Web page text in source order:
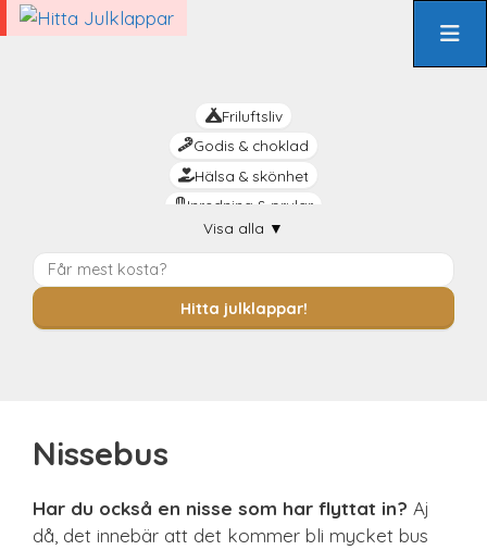
Hoppa
till
Friluftsliv
Godis & choklad
Hälsa & skönhet
Inredning & prylar
Kreativt
Spel & pussel
Sport & träning
Visa alla ▼
Hitta julklappar!
Nissebus
Har du också en nisse som har flyttat in? Aj
då, det innebär att det kommer bli mycket bus